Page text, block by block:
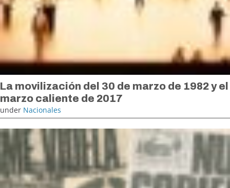
La movilización del 30 de marzo de 1982 y el
marzo caliente de 2017
under Nacionales